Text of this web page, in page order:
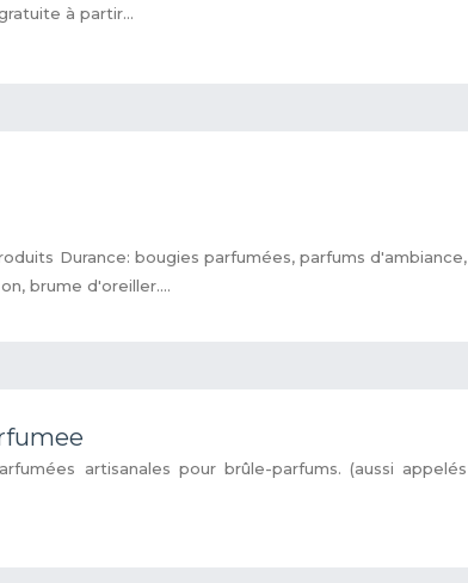
à partir...
Durance: bougies parfumées, parfums d'ambiance,
brume d'oreiller....
artisanales pour brûle-parfums. (aussi appelés